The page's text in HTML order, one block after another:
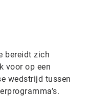
bereidt zich
voor op een
wedstrijd tussen